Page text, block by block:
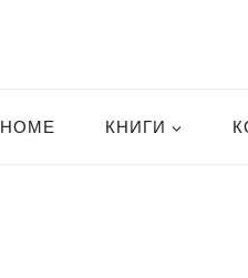
HOME КНИГИ